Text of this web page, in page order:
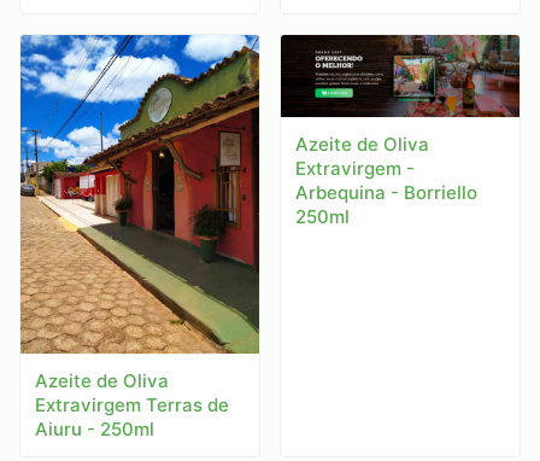
Azeite de Oliva
Extravirgem Terras de
Aiuru - 250ml
Azeite de Oliva
Extravirgem -
Arbequina - Borriello
250ml